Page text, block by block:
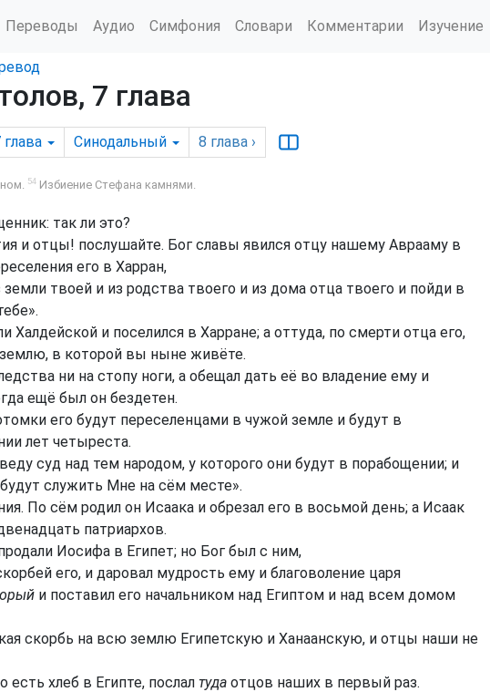
Переводы Аудио Симфония Словари Комментарии Изучение
7 глава
глава Синодальный 8 глава ›
54 Избиение Стефана камнями.
так ли это?
и отцы! послушайте. Бог славы явился отцу нашему Аврааму в
его в Харран,
твоей и из родства твоего и из дома отца твоего и пойди в
и поселился в Харране; а оттуда, по смерти отца его,
в которой вы ныне живёте.
ни на стопу ноги, а обещал дать её во владение ему и
ещё был он бездетен.
его будут переселенцами в чужой земле и будут в
лет четыреста.
суд над тем народом, у которого они будут в порабощении; и
служить Мне на сём месте».
По сём родил он Исаака и обрезал его в восьмой день; а Исаак
патриархов.
Иосифа в Египет; но Бог был с ним,
его, и даровал мудрость ему и благоволение царя
и поставил его начальником над Египтом и над всем домом
скорбь на всю землю Египетскую и Ханаанскую, и отцы наши не
хлеб в Египте, послал туда отцов наших в первый раз.